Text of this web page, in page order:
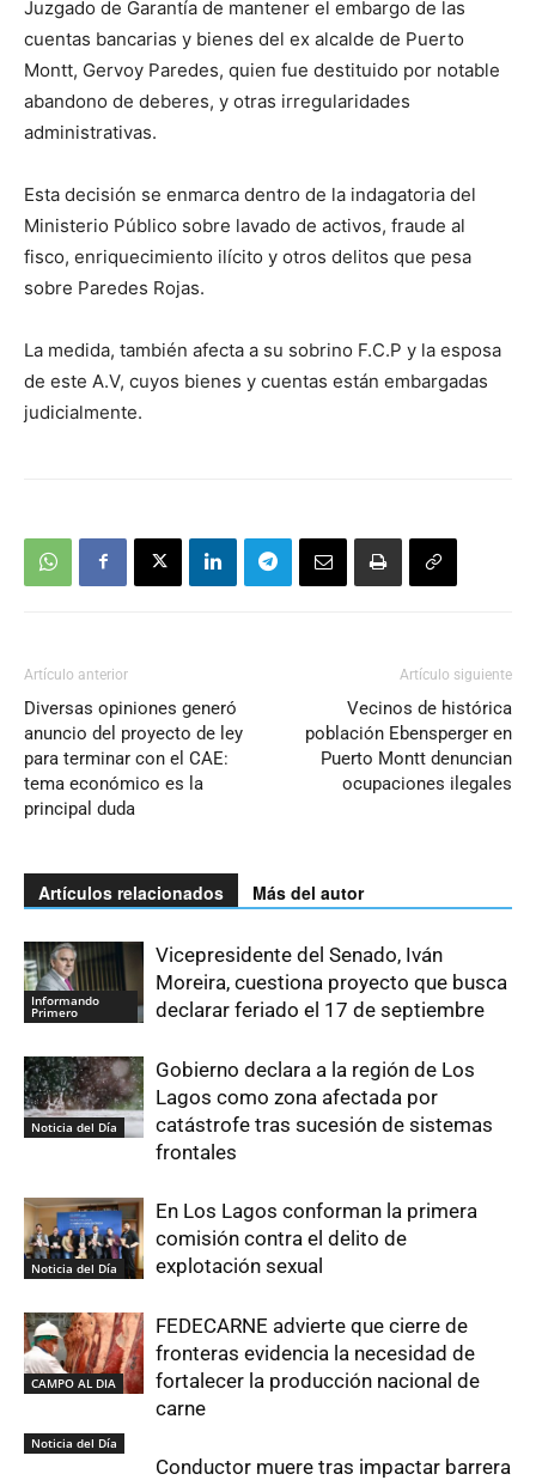
Juzgado de Garantía de mantener el embargo de las
cuentas bancarias y bienes del ex alcalde de Puerto
Montt, Gervoy Paredes, quien fue destituido por notable
abandono de deberes, y otras irregularidades
administrativas.
Esta decisión se enmarca dentro de la indagatoria del
Ministerio Público sobre lavado de activos, fraude al
fisco, enriquecimiento ilícito y otros delitos que pesa
sobre Paredes Rojas.
La medida, también afecta a su sobrino F.C.P y la esposa
de este A.V, cuyos bienes y cuentas están embargadas
judicialmente.
Artículo anterior
Diversas opiniones generó
anuncio del proyecto de ley
para terminar con el CAE:
tema económico es la
principal duda
Artículo siguiente
Vecinos de histórica
población Ebensperger en
Puerto Montt denuncian
ocupaciones ilegales
Artículos relacionados Más del autor
Informando
Primero
Vicepresidente del Senado, Iván
Moreira, cuestiona proyecto que busca
declarar feriado el 17 de septiembre
Noticia del Día
Gobierno declara a la región de Los
Lagos como zona afectada por
catástrofe tras sucesión de sistemas
frontales
Noticia del Día
En Los Lagos conforman la primera
comisión contra el delito de
explotación sexual
CAMPO AL DIA
FEDECARNE advierte que cierre de
fronteras evidencia la necesidad de
fortalecer la producción nacional de
carne
Noticia del Día
Conductor muere tras impactar barrera